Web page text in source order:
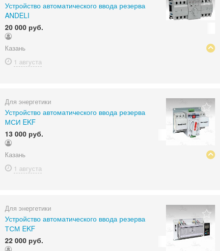
Устройство автоматического ввода резерва
ANDELI
20 000 руб.
Казань
1 августа
Для энергетики
Устройство автоматического ввода резерва
МСИ EKF
13 000 руб.
Казань
1 августа
Для энергетики
Устройство автоматического ввода резерва
ТСМ EKF
22 000 руб.